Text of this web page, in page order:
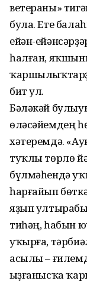
ветераны»
була. Ете
ейән-
һалған,
бит ул.
Бәләкәй
өләсәйемдең
хәтеремдә.
туҡлы төрлө
бүлмәһендә
һарғайып
яҙып
тиһәң, һабын
уҡырға,
асылы –
Ҡыҙғанысҡа